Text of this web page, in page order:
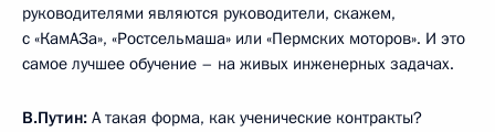
руководителями являются руководители, скажем,
с «КамАЗа», «Ростсельмаша» или «Пермских моторов». И это
самое лучшее обучение – на живых инженерных задачах.
В.Путин: А такая форма, как ученические контракты?